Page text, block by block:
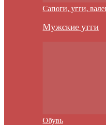
Сапоги, угги,
Мужские угги
Обувь